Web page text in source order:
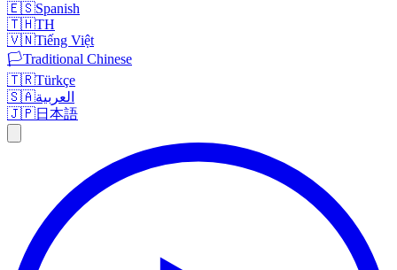
🇪🇸Spanish
🇹🇭TH
🇻🇳Tiếng Việt
🏳️Traditional Chinese
🇹🇷Türkçe
🇸🇦العربية
🇯🇵日本語